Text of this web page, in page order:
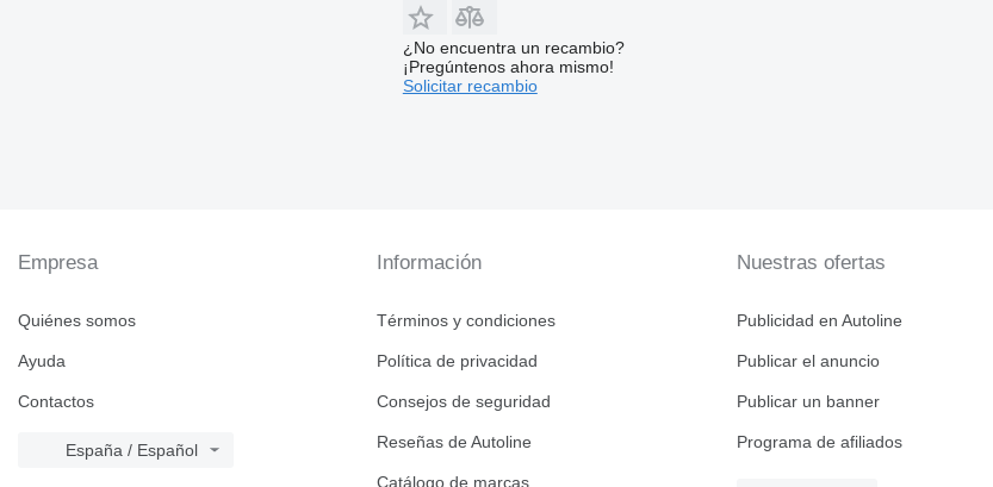
¿No encuentra un recambio?
¡Pregúntenos ahora mismo!
Solicitar recambio
Empresa
Quiénes somos
Ayuda
Contactos
España / Español
Información
Términos y condiciones
Política de privacidad
Consejos de seguridad
Reseñas de Autoline
Catálogo de marcas
Nuestras ofertas
Publicidad en Autoline
Publicar el anuncio
Publicar un banner
Programa de afiliados